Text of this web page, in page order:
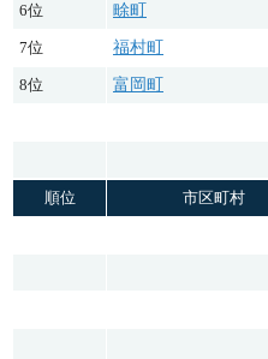
6位 畭町
7位 福村町
8位 富岡町
順位 市区町村